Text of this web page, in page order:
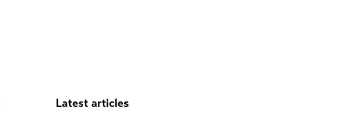
Latest articles